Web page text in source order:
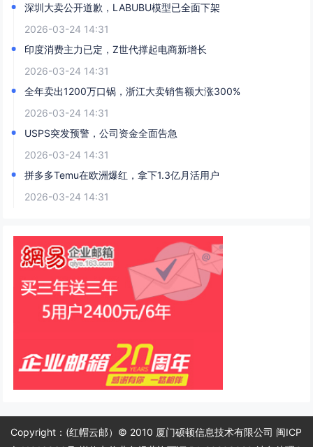
深圳大卖公开道歉，LABUBU模型已全面下架
2026-03-24 14:31
印度消费主力已定，Z世代撑起电商新增长
2026-03-24 14:31
全年卖出1200万口锅，浙江大卖销售额大涨300%
2026-03-24 14:31
USPS突发预警，公司资金全面告急
2026-03-24 14:31
拼多多Temu在欧洲爆红，拿下1.3亿月活用户
2026-03-24 14:31
Copyright：(红帽云邮）© 2010 厦门硕顿信息技术有限公司 闽ICP